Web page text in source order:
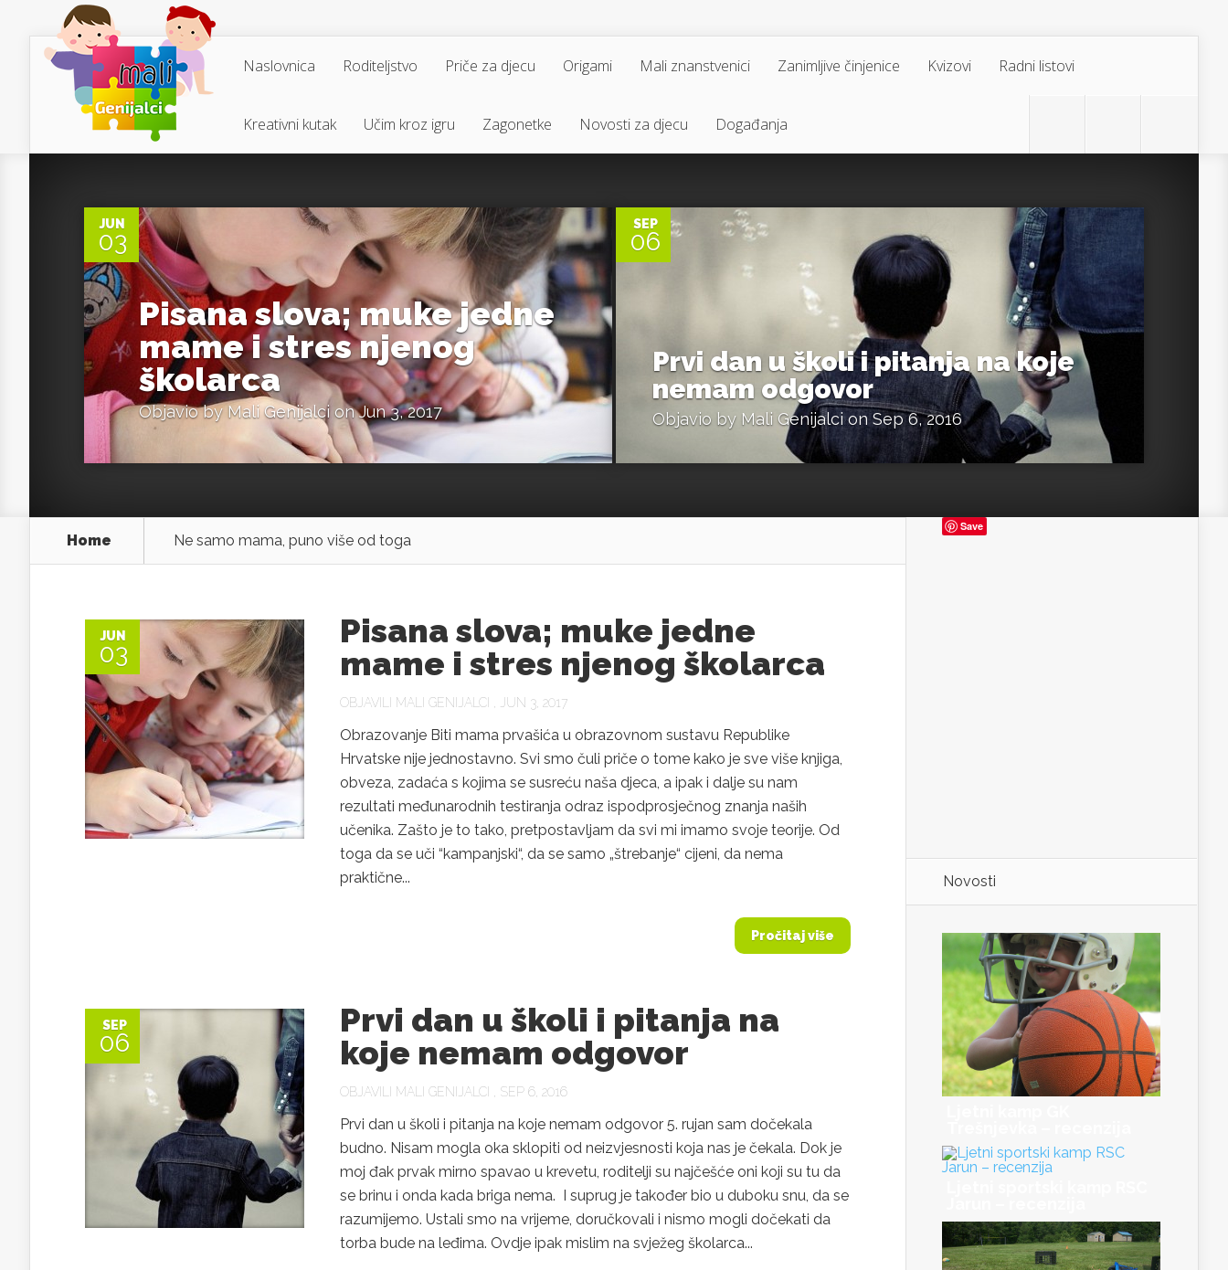
Naslovnica Roditeljstvo Priče za djecu Origami Mali znanstvenici Zanimljive činjenice Kvizovi Radni listovi
Kreativni kutak Učim kroz igru Zagonetke Novosti za djecu Događanja
JUN
03
Pisana slova; muke jedne
mame i stres njenog
školarca
Objavio by Mali Genijalci on Jun 3, 2017
SEP
06
Prvi dan u školi i pitanja na koje
nemam odgovor
Objavio by Mali Genijalcion Sep 6, 2016
Home Ne samo mama, puno više od toga
JUN
03
Pisana slova; muke jedne
mame i stres njenog školarca
OBJAVILI MALI GENIJALCI , JUN 3, 2017
Obrazovanje Biti mama prvašića u obrazovnom sustavu Republike
Hrvatske nije jednostavno. Svi smo čuli priče o tome kako je sve više knjiga,
obveza, zadaća s kojima se susreću naša djeca, a ipak i dalje su nam
rezultati međunarodnih testiranja odraz ispodprosječnog znanja naših
učenika. Zašto je to tako, pretpostavljam da svi mi imamo svoje teorije. Od
toga da se uči “kampanjski“, da se samo „štrebanje“ cijeni, da nema
praktične...
Pročitaj više
SEP
06
Prvi dan u školi i pitanja na
koje nemam odgovor
OBJAVILI MALI GENIJALCI , SEP 6, 2016
Prvi dan u školi i pitanja na koje nemam odgovor 5. rujan sam dočekala
budno. Nisam mogla oka sklopiti od neizvjesnosti koja nas je čekala. Dok je
moj đak prvak mirno spavao u krevetu, roditelji su najčešće oni koji su tu da
se brinu i onda kada briga nema. I suprug je također bio u duboku snu, da se
razumijemo. Ustali smo na vrijeme, doručkovali i nismo mogli dočekati da
torba bude na leđima. Ovdje ipak mislim na svježeg školarca...
Save
Novosti